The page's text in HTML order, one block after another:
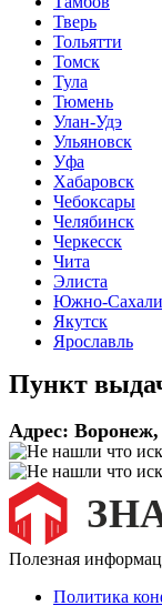
Тверь
Тольятти
Томск
Тула
Тюмень
Улан-Удэ
Ульяновск
Уфа
Хабаровск
Чебоксары
Челябинск
Черкесск
Чита
Элиста
Южно-
Якутск
Ярославль
Пункт
Адрес: Воронеж,
Полезная
Политика